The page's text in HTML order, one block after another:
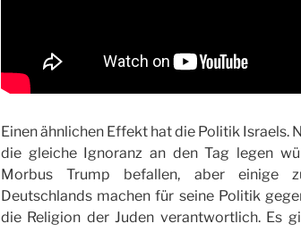
Einen ähnlichen Effekt hat die Politik Israels.
die gleiche Ignoranz an den Tag legen
Morbus Trump befallen, aber einige
Deutschlands machen für seine Politik
die Religion der Juden verantwortlich. Es